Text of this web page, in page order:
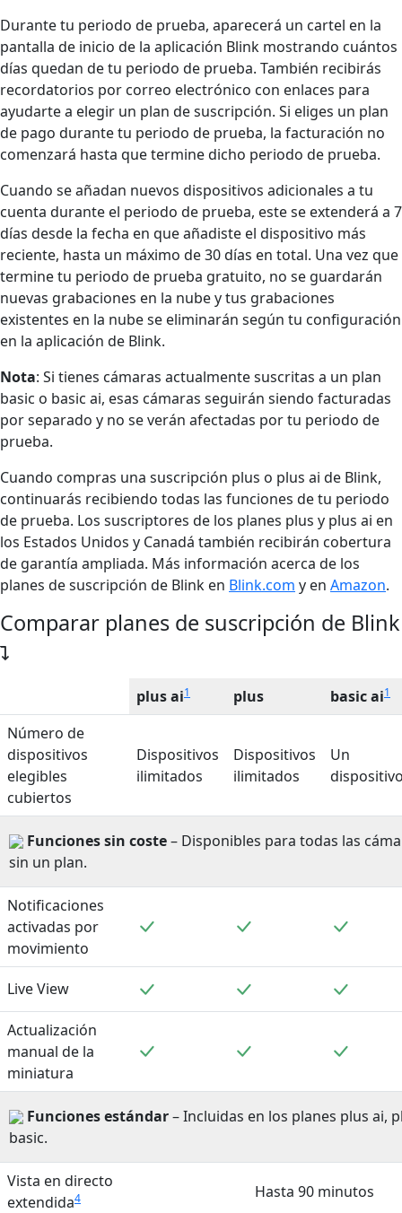
Durante tu periodo de prueba, aparecerá un cartel en la
pantalla de inicio de la aplicación Blink mostrando cuántos
días quedan de tu periodo de prueba. También recibirás
recordatorios por correo electrónico con enlaces para
ayudarte a elegir un plan de suscripción. Si eliges un plan
de pago durante tu periodo de prueba, la facturación no
comenzará hasta que termine dicho periodo de prueba.
Cuando se añadan nuevos dispositivos adicionales a tu
cuenta durante el periodo de prueba, este se extenderá a 7
días desde la fecha en que añadiste el dispositivo más
reciente, hasta un máximo de 30 días en total. Una vez que
termine tu periodo de prueba gratuito, no se guardarán
nuevas grabaciones en la nube y tus grabaciones
existentes en la nube se eliminarán según tu configuración
en la aplicación de Blink.
Nota: Si tienes cámaras actualmente suscritas a un plan
basic o basic ai, esas cámaras seguirán siendo facturadas
por separado y no se verán afectadas por tu periodo de
prueba.
Cuando compras una suscripción plus o plus ai de Blink,
continuarás recibiendo todas las funciones de tu periodo
de prueba. Los suscriptores de los planes plus y plus ai en
los Estados Unidos y Canadá también recibirán cobertura
de garantía ampliada. Más información acerca de los
planes de suscripción de Blink en Blink.com y en Amazon.
Comparar planes de suscripción de Blink
plus ai1 plus basic ai1
Número de
dispositivos
elegibles
cubiertos
Dispositivos
ilimitados
Dispositivos
ilimitados
Un
Funciones sin coste– Disponibles para todas las
sin un plan.
Notificaciones
activadas por
movimiento
Live View
Actualización
manual de la
miniatura
Funciones estándar– Incluidas en los planes plus ai,
basic.
Vista en directo
extendida4 Hasta 90 minutos